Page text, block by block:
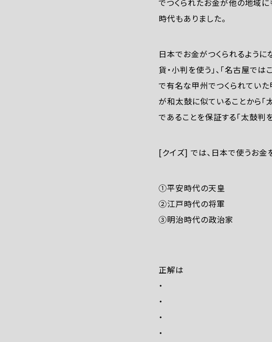
でつくられたお金が他の地域に
時代もありました。
日本でお金がつくられるように
貨・小判を使う」、「名古屋で
で有名な甲州でつくられてい
が和太鼓に似ていることから「
であることを保証する「太鼓判
[クイズ] では、日本で使うお金
①平安時代の天皇
②江戸時代の将軍
③明治時代の政治家
正解は
・
・
・
・